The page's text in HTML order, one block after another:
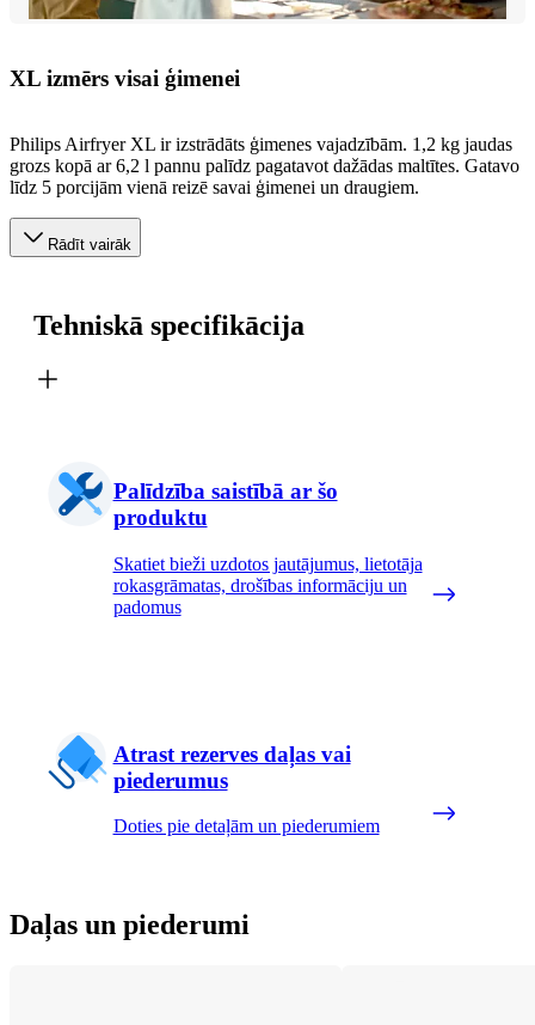
XL izmērs visai ģimenei
Philips Airfryer XL ir izstrādāts ģimenes vajadzībām. 1,2 kg jaudas
grozs kopā ar 6,2 l pannu palīdz pagatavot dažādas maltītes. Gatavo
līdz 5 porcijām vienā reizē savai ģimenei un draugiem.
Rādīt vairāk
Tehniskā specifikācija
Palīdzība saistībā ar šo
produktu
Skatiet bieži uzdotos jautājumus, lietotāja
rokasgrāmatas, drošības informāciju un
padomus
Atrast rezerves daļas vai
piederumus
Doties pie detaļām un piederumiem
Daļas un piederumi